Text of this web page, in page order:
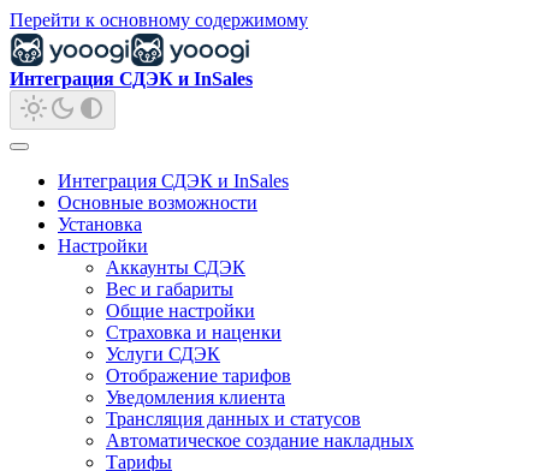
Перейти к основному содержимому
Интеграция СДЭК и InSales
Интеграция СДЭК и InSales
Основные возможности
Установка
Настройки
Аккаунты СДЭК
Вес и габариты
Общие настройки
Страховка и наценки
Услуги СДЭК
Отображение тарифов
Уведомления клиента
Трансляция данных и статусов
Автоматическое создание накладных
Тарифы